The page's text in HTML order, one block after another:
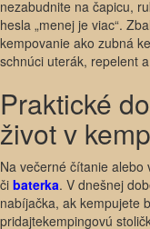
nezabudnite na čapicu,
hesla „menej je viac“.
kempovanie ako zubná
schnúci uterák, repelent
Praktické
život v
Na večerné čítanie
či baterka. V dnešnej
nabíjačka, ak kempujete
pridajtekempingovú